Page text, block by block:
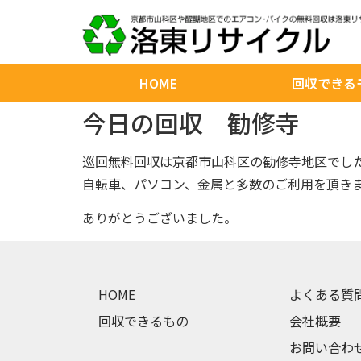
HOME 回収できる
今日の回収 勧修寺
巡回無料回収は京都市山科区の勧修寺地区でし
自転車、パソコン、金属と多数のご利用を頂き
ありがとうございました。
HOME
回収できるもの
よくある質
会社概要
お問い合わ